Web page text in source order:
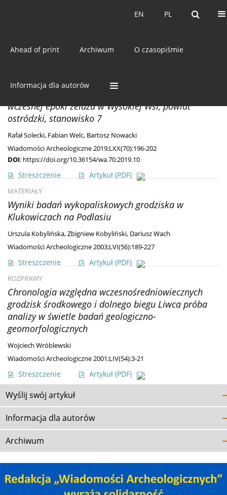
PL
EN PL
EN
Ahead of print Archiwum O czasopiśmie
Informacja dla autorów
Słowo kluczowe grodzisko
ODKRYCIA
wczesnej epoki żelaza w Wysokiej Wsi, powiat
ostródzki, stanowisko 7
Rafał Solecki, Fabian Welc, Bartosz Nowacki
Wiadomości Archeologiczne 2019;LXX(70):196-202
DOI: https://doi.org/10.36154/wa.70.2019.10
Streszczenie Artykuł (PDF)
MATERIAŁY
Wyniki badań wykopaliskowych grodziska w
Klukowiczach na Podlasiu
Urszula Kobylińska,Zbigniew Kobyliński, Dariusz Wach
Wiadomości Archeologiczne 2003;LVI(56):189-227
Streszczenie Artykuł (PDF)
ROZPRAWY
Chronologia względna wczesnośredniowiecznych
grodzisk środkowego i dolnego biegu Liwca próba
analizy w świetle badań geologiczno-
geomorfologicznych
Wojciech Wróblewski
Wiadomości Archeologiczne 2001;LIV(54):3-21
Streszczenie Artykuł (PDF)
Wyślij swój artykuł
Informacja dla autorów
Archiwum